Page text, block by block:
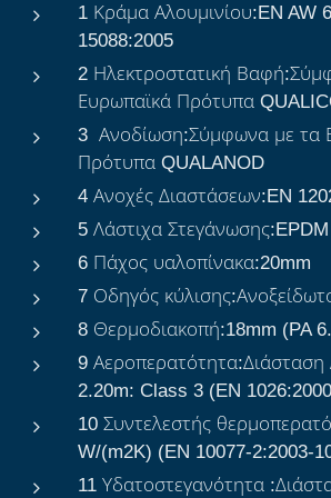
1 Κράμα Αλουμινίου:EN AW
15088:2005
2 Ηλεκτροστατική
Ευρωπαϊκά Πρότυπα
3 Ανοδίωση:Σύμφωνα με τα
Πρότυπα QUALANOD
4 Ανοχές Διαστάσεων:EN
5 Λάστιχα Στεγάνωσης:EPDM
6 Πάχος υαλοπίνακα:20mm
7 Οδηγός
8 Θερμοδιακοπή:18mm (PA
9 Αεροπερατότητα:Διάσταση
2.20m: Class 3 (EN
10 Συντελεστής
W/(m2K) (EN 10077-2:2003-
11 Υδατοστεγανότητα